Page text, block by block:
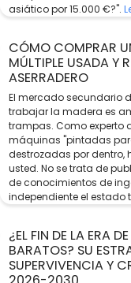
asiático por 15.000 €?".
CÓMO COMPRAR
MÚLTIPLE USADA Y
ASERRADERO
El mercado secundario
trabajar la madera es
trampas. Como experto
máquinas "pintadas
destrozadas por
usted. No se trata de
de conocimientos de
independiente el
¿EL FIN DE LA ERA
BARATOS? SU
SUPERVIVENCIA Y